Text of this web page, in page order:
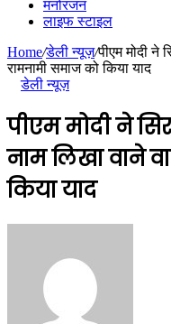
मनोरंजन
लाइफ स्टाइल
Home/डेली न्यूज़/पीएम मोदी ने
रामनामी समाज को किया याद
डेली न्यूज़
पीएम मोदी ने
नाम लिखा वाने
किया याद